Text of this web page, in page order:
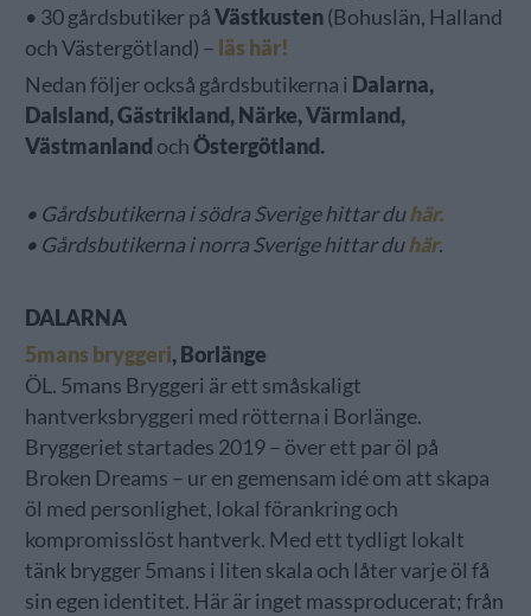
• 30 gårdsbutiker påVästkusten(Bohuslän, Halland
och Västergötland) – läs här!
Nedan följer också gårdsbutikerna i Dalarna,
Dalsland, Gästrikland, Närke, Värmland,
Västmanland ochÖstergötland.
• Gårdsbutikerna i södra Sverige hittar duhär.
• Gårdsbutikerna i norra Sverige hittar duhär.
DALARNA
5mans bryggeri, Borlänge
ÖL. 5mans Bryggeri är ett småskaligt
hantverksbryggeri med rötterna i Borlänge.
Bryggeriet startades 2019 – över ett par öl på
Broken Dreams – ur en gemensam idé om att skapa
öl med personlighet, lokal förankring och
kompromisslöst hantverk. Med ett tydligt lokalt
tänk brygger 5mans i liten skala och låter varje öl få
sin egen identitet. Här är inget massproducerat; från